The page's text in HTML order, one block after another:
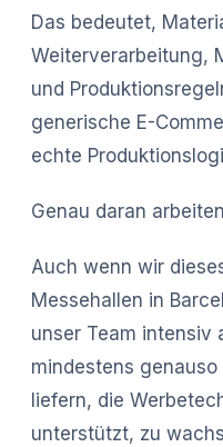
Das bedeutet,
Weiterverarbeitung,
und
generische E-
echte
Genau daran
Auch wenn wir
Messehallen in
unser Team intensiv
mindestens
liefern, die
unterstützt, zu